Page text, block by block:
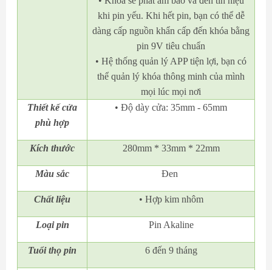
khi pin yếu. Khi hết pin, bạn có thể dễ
dàng cấp nguồn khẩn cấp đến khóa bằng
pin 9V tiêu chuẩn
• Hệ thống quản lý APP tiện lợi, bạn có
thể quản lý khóa thông minh của mình
mọi lúc mọi nơi
Thiết kế cửa
phù hợp
• Độ dày cửa: 35mm - 65mm
Kích thước 280mm * 33mm * 22mm
Màu sắc Đen
Chất liệu • Hợp kim nhôm
Loại pin Pin Akaline
Tuổi thọ pin 6 đến 9 tháng